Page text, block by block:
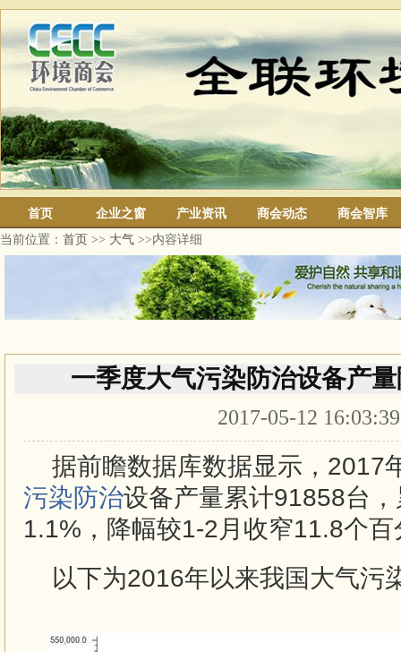
首页 企业之窗 产业资讯 商会动态
商会智库
当前位置： 首页 >> 大气 >>内容详细
一季度大气污染防治设备产
2017-05-12
据前瞻数据库数据显示，2017
污染防治设备产量累计91858台
1.1%，降幅较1-2月收窄11.8个百
以下为2016年以来我国大气污